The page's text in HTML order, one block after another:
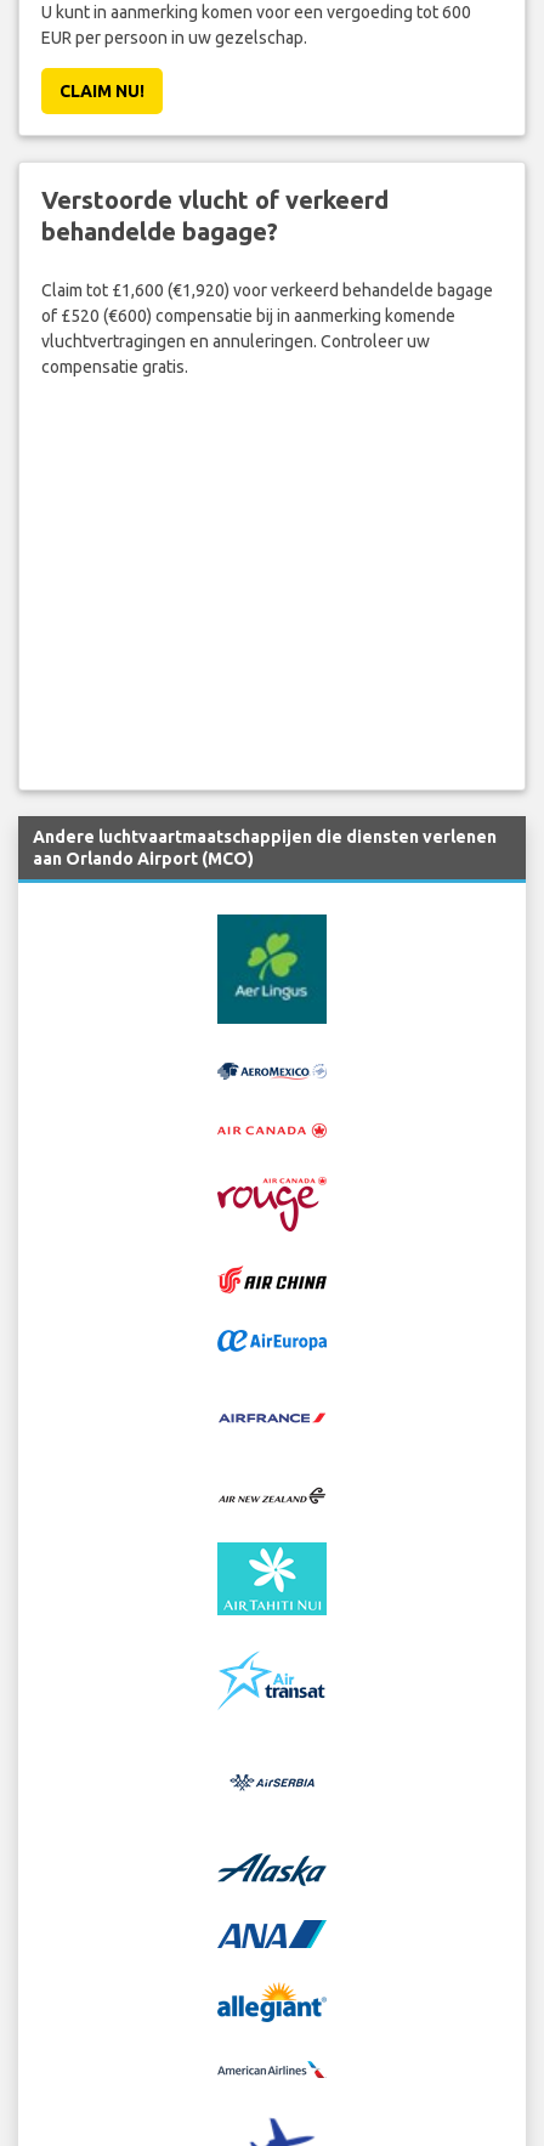
U kunt in aanmerking komen voor een vergoeding tot 600
EUR per persoon in uw gezelschap.
CLAIM NU!
Verstoorde vlucht of verkeerd
behandelde bagage?
Claim tot £1,600 (€1,920) voor verkeerd behandelde bagage
of £520 (€600) compensatie bij in aanmerking komende
vluchtvertragingen en annuleringen. Controleer uw
compensatie gratis.
Andere luchtvaartmaatschappijen die diensten verlenen
aan Orlando Airport (MCO)